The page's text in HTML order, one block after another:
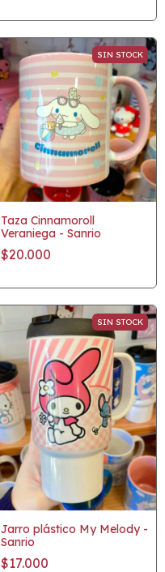
SIN STOCK
Taza Cinnamoroll
Veraniega - Sanrio
$20.000
SIN STOCK
Jarro plástico My Melody -
Sanrio
$17.000